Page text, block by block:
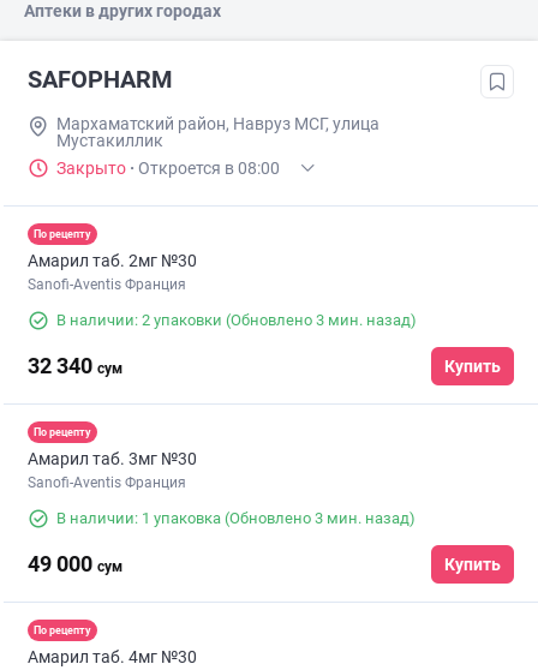
Аптеки в других городах
SAFOPHARM
Мархаматский район, Навруз МСГ, улица
Мустакиллик
Закрыто · Откроется в 08:00
По рецепту
Амарил таб. 2мг №30
Sanofi-Aventis Франция
В наличии: 2 упаковки (Обновлено 3 мин. назад)
32 340 сум Купить
По рецепту
Амарил таб. 3мг №30
Sanofi-Aventis Франция
В наличии: 1 упаковка (Обновлено 3 мин. назад)
49 000 сум Купить
По рецепту
Амарил таб. 4мг №30